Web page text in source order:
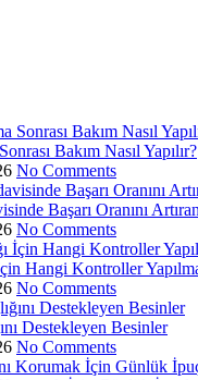
Bakım Nasıl Yapılır?
No Comments
Başarı Oranını
No Comments
Hangi Kontroller
No Comments
Destekleyen Besinler
No Comments